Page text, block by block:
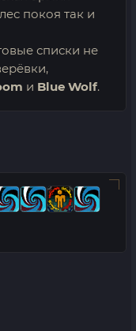
покоя так и
списки не
и Blue Wolf.